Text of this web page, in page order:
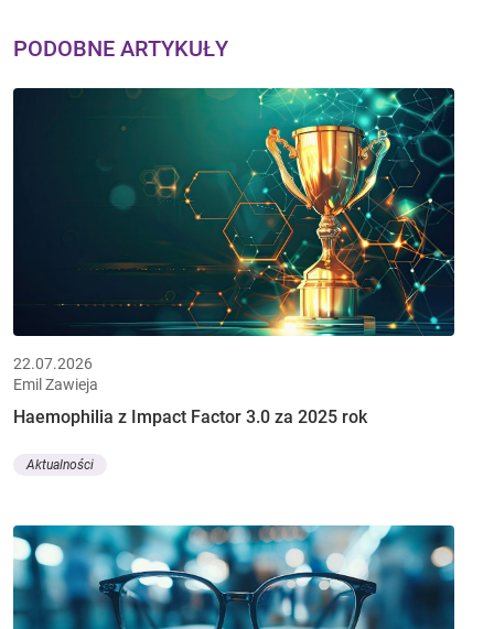
PODOBNE ARTYKUŁY
22.07.2026
Emil Zawieja
Haemophilia z Impact Factor 3.0 za 2025 rok
Aktualności